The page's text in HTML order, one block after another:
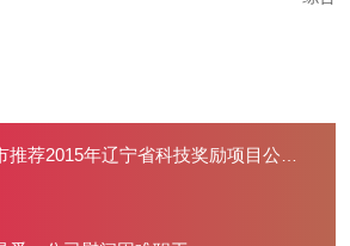
2015年辽宁省科技奖励项目公示-千吨级板锻复合结